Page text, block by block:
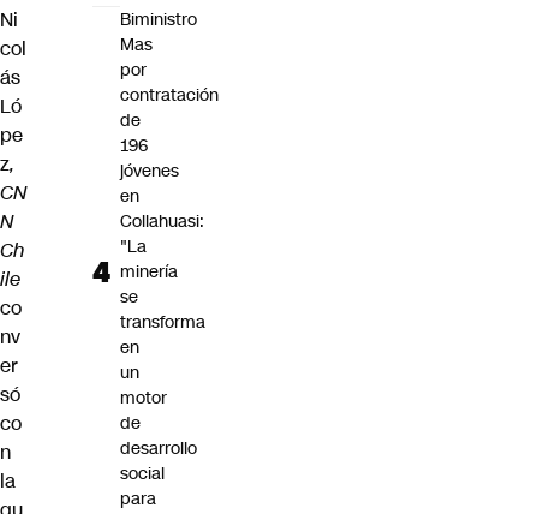
Ni
col
ás
Ló
pe
z,
CN
N
Ch
ile
co
nv
er
só
co
n
la
Biministro
Mas
por
contratación
de
196
jóvenes
en
Collahuasi:
"La
minería
se
transforma
en
un
motor
de
desarrollo
social
para